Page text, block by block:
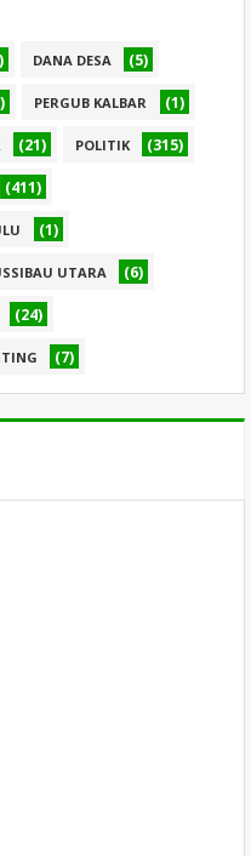
DANA DESA (5)
PERGUB KALBAR (1)
(21) POLITIK (315)
(411)
(1)
UTARA (6)
(24)
(7)